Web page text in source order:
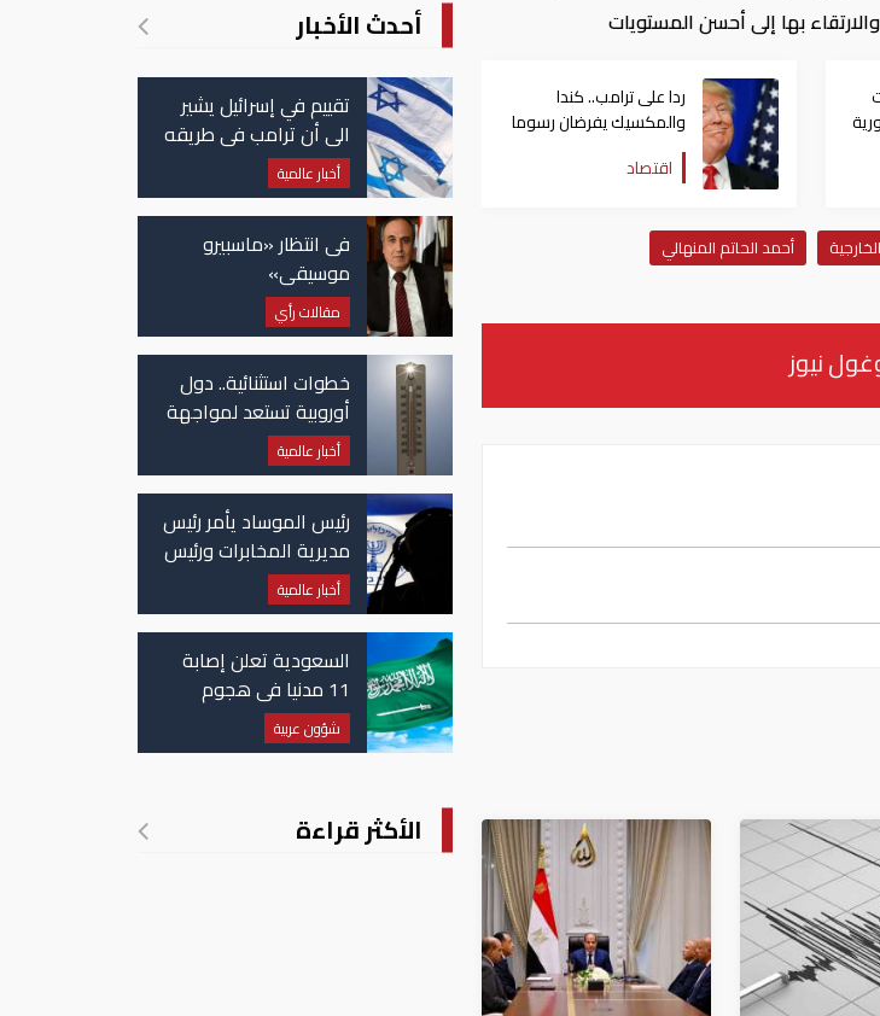
بها إلى أحسن المستويات
ردا على ترامب.. كندا
والمكسيك يفرضان رسوما
جمركية 25% على أمريكا
اقتصاد
أحمد الحاتم المنهالي
نيوز
أحدث الأخبار
تقييم في إسرائيل يشير
الى أن ترامب في طريقه
الى إبرام اتفاق مع إيران
أخبار عالمية
فى انتظار «ماسبيرو
موسيقى»
مقالات رأي
خطوات استثنائية.. دول
أوروبية تستعد لمواجهة
موجة حر غير مسبوقة
أخبار عالمية
رئيس الموساد يأمر رئيس
مديرية المخابرات ورئيس
قسم إيران بالاستقالة
أخبار عالمية
السعودية تعلن إصابة
11 مدنيا في هجوم
حوثي على نجران
شؤون عربية
الأكثر قراءة